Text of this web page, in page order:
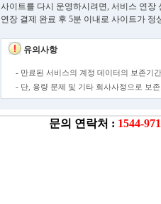
사이트를 다시 운영하시려면, 서비스 연장
연장 결제 완료 후 5분 이내로 사이트가 정
유의사항
- 만료된 서비스의 계정 데이터의 보존기
- 단, 용량 문제 및 기타 회사사정으로 보
문의 연락처 : 1544-